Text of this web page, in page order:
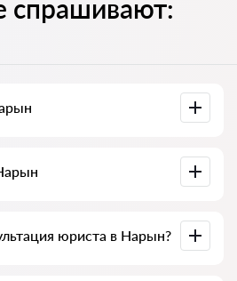
номер телефона и адрес.
отзывы и нет
юриста в Нарын?